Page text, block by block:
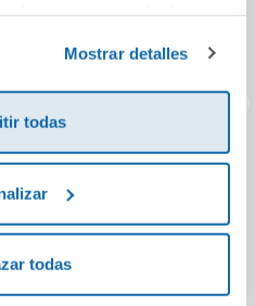
Mostrar detalles
todas
todas
Proyecto: Fanfest.
Física y Química 4
Comprar